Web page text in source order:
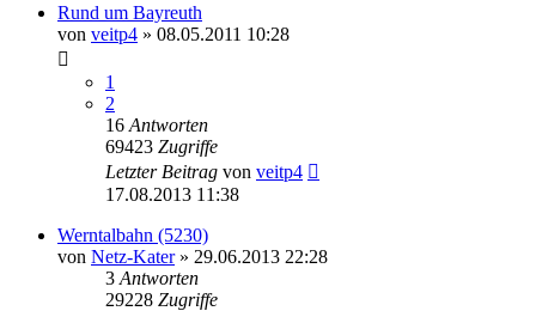
Rund um Bayreuth
von veitp4 » 08.05.2011 10:28
1
2
16 Antworten
69423 Zugriffe
Letzter Beitrag von veitp4
17.08.2013 11:38
Werntalbahn (5230)
von Netz-Kater» 29.06.2013 22:28
3 Antworten
29228 Zugriffe